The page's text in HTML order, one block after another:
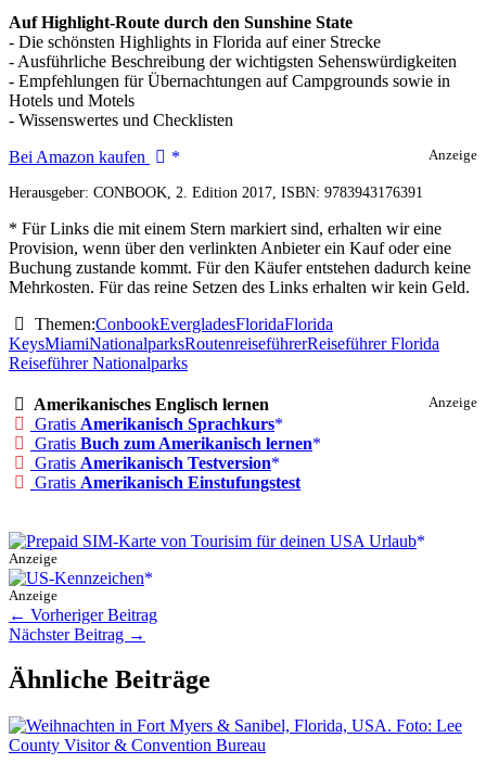
Auf Highlight-Route durch den Sunshine State
- Die schönsten Highlights in Florida auf einer Strecke
- Ausführliche Beschreibung der wichtigsten Sehenswürdigkeiten
- Empfehlungen für Übernachtungen auf Campgrounds sowie in
Hotels und Motels
- Wissenswertes und Checklisten
Anzeige
Nationalparkroute
-
Bei Amazon kaufen
Herausgeber: CONBOOK, 2. Edition 2017, ISBN: 9783943176391
* Für Links die mit einem Stern markiert sind, erhalten wir eine
Provision, wenn über den verlinkten Anbieter ein Kauf oder eine
Buchung zustande kommt. Für den Käufer entstehen dadurch keine
Mehrkosten. Für das reine Setzen des Links erhalten wir kein Geld.
Themen:ConbookEvergladesFloridaFlorida
KeysMiamiNationalparksRoutenreiseführerReiseführer Florida
Reiseführer Nationalparks
Anzeige
Amerikanisches Englisch lernen
Gratis Amerikanisch Sprachkurs
Gratis Buch zum Amerikanisch lernen
Gratis Amerikanisch Testversion
Gratis Amerikanisch Einstufungstest
Anzeige
Anzeige
← Vorheriger Beitrag
Nächster Beitrag →
Ähnliche Beiträge